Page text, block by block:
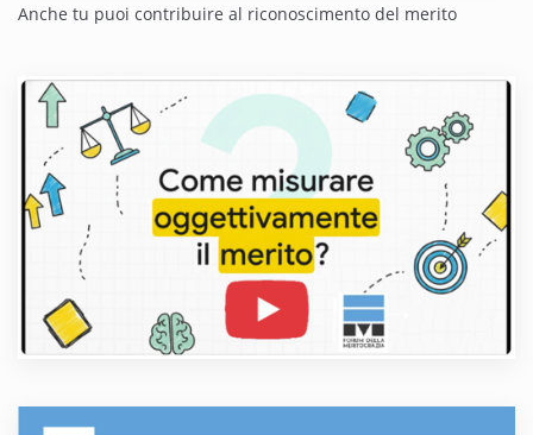
Anche tu puoi contribuire al riconoscimento del merito